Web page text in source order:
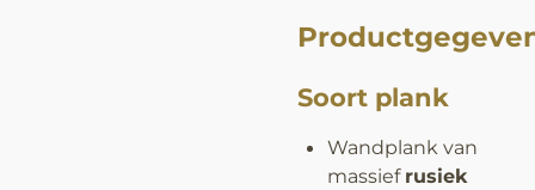
Soort plank
Wandplank van
massief rusiek